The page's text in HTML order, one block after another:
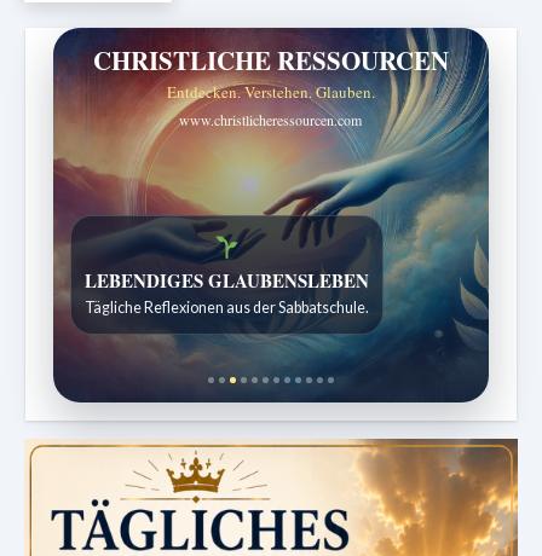
CHRISTLICHE RESSOURCEN
Entdecken. Verstehen. Glauben.
www.christlicheressourcen.com
Bibelgeschichten zum Staunen
Kindergeschichten für 7 bis 12 Jahre.